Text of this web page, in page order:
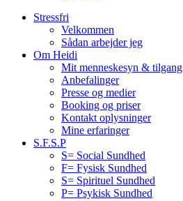
Stressfri
Velkommen
Sådan arbejder jeg
Om Heidi
Mit menneskesyn & tilgang
Anbefalinger
Presse og medier
Booking og priser
Kontakt oplysninger
Mine erfaringer
S.F.S.P
S= Social Sundhed
F= Fysisk Sundhed
S= Spirituel Sundhed
P= Psykisk Sundhed